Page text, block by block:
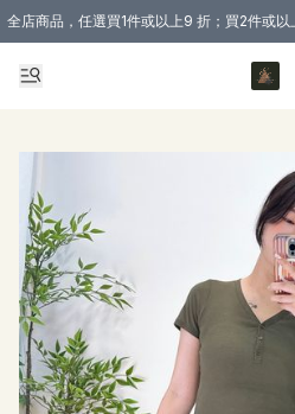
全店商品，任選買1件或以上9 折；買2件或
購買 3 件商品或以上即享免運費優惠！（適